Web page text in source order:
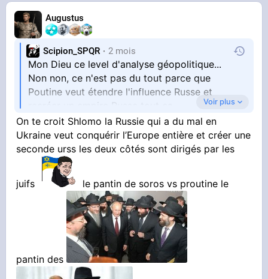
Augustus
Scipion_SPQR 2 mois
Mon Dieu ce level d'analyse géopolitique...
Non non, ce n'est pas du tout parce que
Poutine veut étendre l'influence Russe et
recréer un empire Russe tout ça...
Et tout cela au détriment de l'Europe...
Voir plus
On te croit Shlomo la Russie qui a du mal en
Ukraine veut conquérir l’Europe entière et créer une
seconde urss les deux côtés sont dirigés par les
juifs le pantin de soros vs proutine le
pantin des